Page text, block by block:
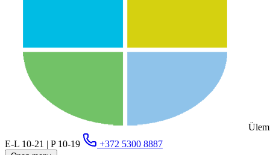
E-L 10-21 | P 10-19
+372 5300 8887